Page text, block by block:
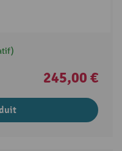
245,00 €